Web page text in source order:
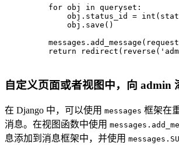
for obj in queryset:
        obj.status_id =
int
        obj.save()
return redirect(reverse(
自定义页面或者视图中，向 admin
在 Django 中，可以使用 messages 框架在
消息。在视图函数中使用
息添加到消息框架中，并使用